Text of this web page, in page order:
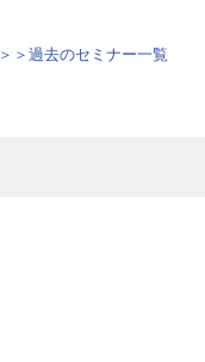
＞＞過去のセミナー一覧